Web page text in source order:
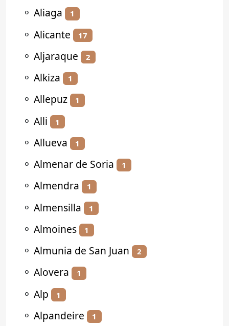
⚬ Aliaga 1
⚬ Alicante 17
⚬ Aljaraque 2
⚬ Alkiza 1
⚬ Allepuz 1
⚬ Alli 1
⚬ Allueva 1
⚬ Almenar de Soria 1
⚬ Almendra 1
⚬ Almensilla 1
⚬ Almoines 1
⚬ Almunia de San Juan 2
⚬ Alovera 1
⚬ Alp 1
⚬ Alpandeire 1